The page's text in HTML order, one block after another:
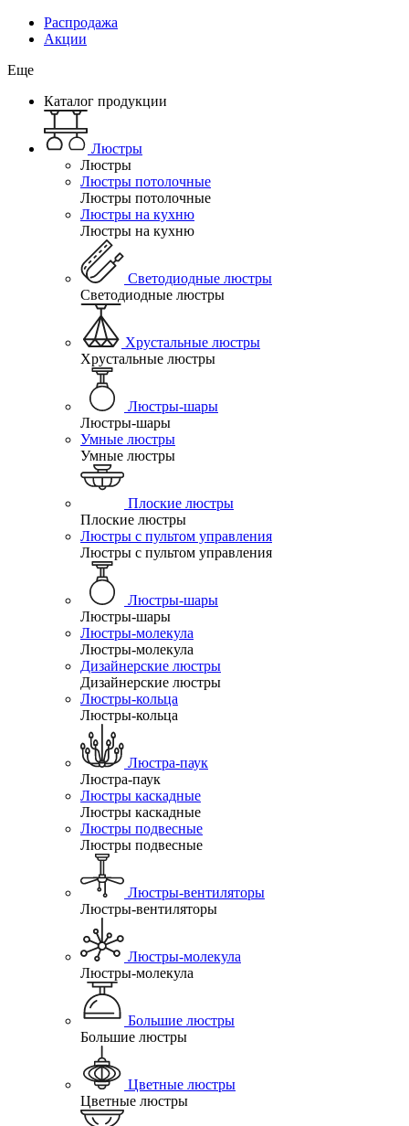
Распродажа
Акции
Еще
Каталог продукции
Люстры
Люстры
Люстры потолочные
Люстры потолочные
Люстры на кухню
Люстры на кухню
Светодиодные люстры
Светодиодные люстры
Хрустальные люстры
Хрустальные люстры
Люстры-шары
Люстры-шары
Умные люстры
Умные люстры
Плоские люстры
Плоские люстры
Люстры с пультом управления
Люстры с пультом управления
Люстры-шары
Люстры-шары
Люстры-молекула
Люстры-молекула
Дизайнерские люстры
Дизайнерские люстры
Люстры-кольца
Люстры-кольца
Люстра-паук
Люстра-паук
Люстры каскадные
Люстры каскадные
Люстры подвесные
Люстры подвесные
Люстры-вентиляторы
Люстры-вентиляторы
Люстры-молекула
Люстры-молекула
Большие люстры
Большие люстры
Цветные люстры
Цветные люстры